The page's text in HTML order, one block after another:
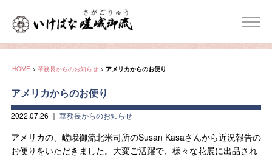
HOME > 華務長からのお知らせ > アメリカからのお便り
アメリカからのお便り
2022.07.26 ｜ 華務長からのお知らせ
アメリカの、嵯峨御流北米司所のSusan Kasaさんから近況報告の
お便りをいただきました。大変ご活躍で、様々な花展に出品され